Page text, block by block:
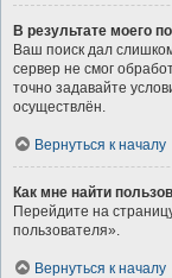
В результате моего
Ваш поиск дал
сервер не смог
точно задавайте
осуществлён.
Вернуться к началу
Как мне найти
Перейдите на
пользователя».
Вернуться к началу